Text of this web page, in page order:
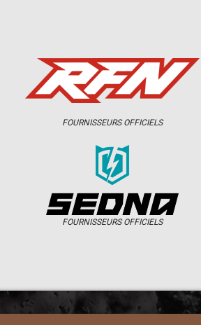
FOURNISSEURS OFFICIELS
FOURNISSEURS OFFICIELS